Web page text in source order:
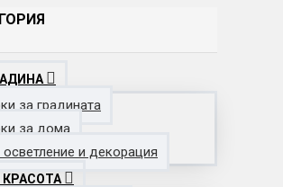
за градината
за дома
осветление и декорация
КРАСОТА